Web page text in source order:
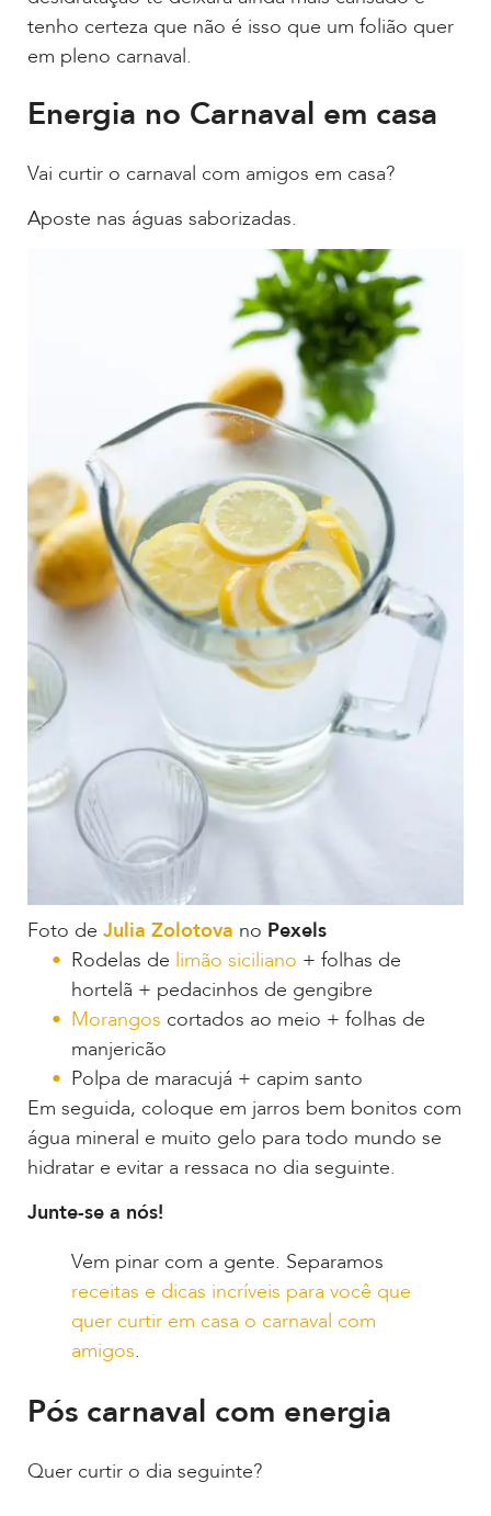
tenho certeza que não é isso que um folião quer
em pleno carnaval.
Energia no Carnaval em casa
Vai curtir o carnaval com amigos em casa?
Aposte nas águas saborizadas.
Foto de Julia Zolotova no Pexels
Rodelas de limão siciliano + folhas de
hortelã + pedacinhos de gengibre
Morangos cortados ao meio + folhas de
manjericão
Polpa de maracujá + capim santo
Em seguida, coloque em jarros bem bonitos com
água mineral e muito gelo para todo mundo se
hidratar e evitar a ressaca no dia seguinte.
Junte-se a nós!
Vem pinar com a gente. Separamos
receitas e dicas incríveis para você que
quer curtir em casa o carnaval com
amigos.
Pós carnaval com energia
Quer curtir o dia seguinte?